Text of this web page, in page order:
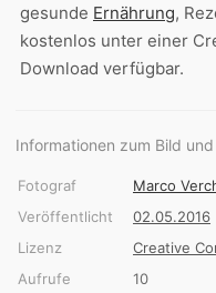
gesunde Ernährung,
kostenlos unter einer
Download verfügbar.
Informationen zum Bild
Fotograf
Marco
Veröffentlicht
02.05.2016
Lizenz
Creative
Aufrufe
10